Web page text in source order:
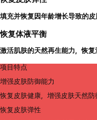
填充并恢复因年龄增长导致的
恢复体液平衡
激活肌肤的天然再生能力，恢复
项目特点
增强皮肤防御能力
恢复皮肤健康，增强皮肤天然防
恢复皮肤弹性